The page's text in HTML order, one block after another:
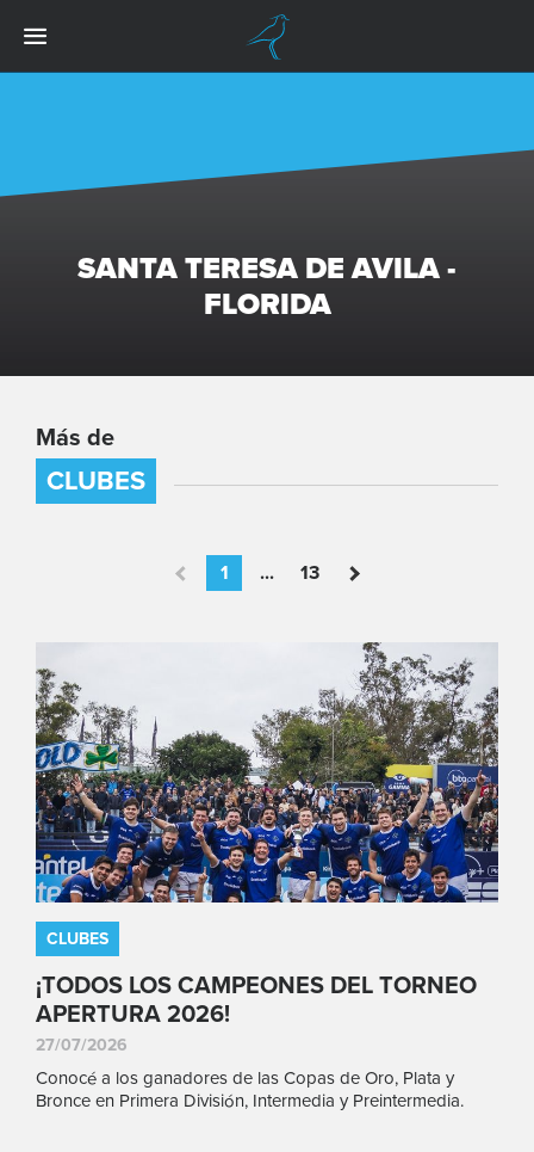
SANTA TERESA DE AVILA -
FLORIDA
Más de
CLUBES
1 ... 13
CLUBES
¡TODOS LOS CAMPEONES DEL TORNEO
APERTURA 2026!
27/07/2026
Conocé a los ganadores de las Copas de Oro, Plata y
Bronce en Primera División, Intermedia y Preintermedia.